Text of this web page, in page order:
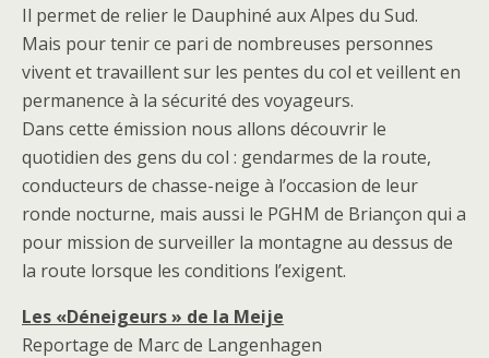
Il permet de relier le Dauphiné aux Alpes du Sud.
Mais pour tenir ce pari de nombreuses personnes
vivent et travaillent sur les pentes du col et veillent en
permanence à la sécurité des voyageurs.
Dans cette émission nous allons découvrir le
quotidien des gens du col : gendarmes de la route,
conducteurs de chasse-neige à l’occasion de leur
ronde nocturne, mais aussi le PGHM de Briançon qui a
pour mission de surveiller la montagne au dessus de
la route lorsque les conditions l’exigent.
Les «Déneigeurs » de la Meije
Reportage de Marc de Langenhagen